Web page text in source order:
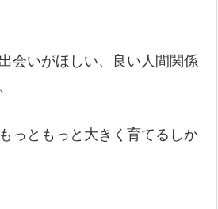
会いがほしい、良い人間関係
っともっと大きく育てるしか